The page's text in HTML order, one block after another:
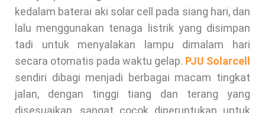
kedalam baterai aki solar cell pada siang hari, dan
lalu menggunakan tenaga listrik yang disimpan
tadi untuk menyalakan lampu dimalam hari
secara otomatis pada waktu gelap. PJU Solarcell
sendiri dibagi menjadi berbagai macam tingkat
jalan, dengan tinggi tiang dan terang yang
disesuaikan, sangat cocok diperuntukan untuk